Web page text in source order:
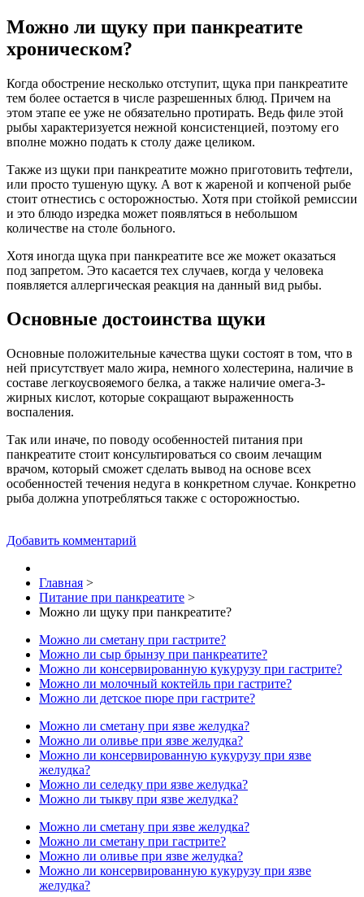
Можно ли щуку при панкреатите
хроническом?
Когда обострение несколько отступит, щука при панкреатите
тем более остается в числе разрешенных блюд. Причем на
этом этапе ее уже не обязательно протирать. Ведь филе этой
рыбы характеризуется нежной консистенцией, поэтому его
вполне можно подать к столу даже целиком.
Также из щуки при панкреатите можно приготовить тефтели,
или просто тушеную щуку. А вот к жареной и копченой рыбе
стоит отнестись с осторожностью. Хотя при стойкой ремиссии
и это блюдо изредка может появляться в небольшом
количестве на столе больного.
Хотя иногда щука при панкреатите все же может оказаться
под запретом. Это касается тех случаев, когда у человека
появляется аллергическая реакция на данный вид рыбы.
Основные достоинства щуки
Основные положительные качества щуки состоят в том, что в
ней присутствует мало жира, немного холестерина, наличие в
составе легкоусвояемого белка, а также наличие омега-3-
жирных кислот, которые сокращают выраженность
воспаления.
Так или иначе, по поводу особенностей питания при
панкреатите стоит консультироваться со своим лечащим
врачом, который сможет сделать вывод на основе всех
особенностей течения недуга в конкретном случае. Конкретно
рыба должна употребляться также с осторожностью.
Добавить комментарий
Главная >
Питание при панкреатите >
Можно ли щуку при панкреатите?
Можно ли сметану при гастрите?
Можно ли сыр брынзу при панкреатите?
Можно ли консервированную кукурузу при гастрите?
Можно ли молочный коктейль при гастрите?
Можно ли детское пюре при гастрите?
Можно ли сметану при язве желудка?
Можно ли оливье при язве желудка?
Можно ли консервированную кукурузу при язве
желудка?
Можно ли селедку при язве желудка?
Можно ли тыкву при язве желудка?
Можно ли сметану при язве желудка?
Можно ли сметану при гастрите?
Можно ли оливье при язве желудка?
Можно ли консервированную кукурузу при язве
желудка?